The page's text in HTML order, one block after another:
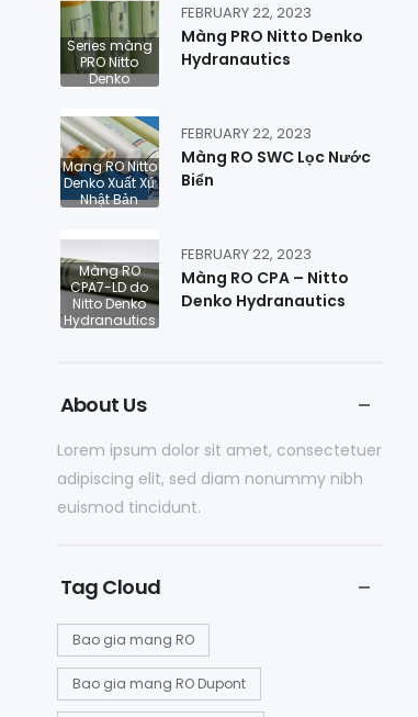
Series màng
PRO Nitto
Denko
FEBRUARY 22, 2023
Màng PRO Nitto Denko
Hydranautics
Mang RO Nitto
Denko Xuất Xứ
Nhật Bản
FEBRUARY 22, 2023
Màng RO SWC Lọc Nước
Biển
Màng RO
CPA7-LD do
Nitto Denko
Hydranautics
FEBRUARY 22, 2023
Màng RO CPA – Nitto
Denko Hydranautics
About Us
Lorem ipsum dolor sit amet, consectetuer
adipiscing elit, sed diam nonummy nibh
euismod tincidunt.
Tag Cloud
Bao gia mang RO
Bao gia mang RO Dupont